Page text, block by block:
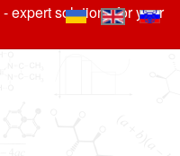
- expert solutions for your